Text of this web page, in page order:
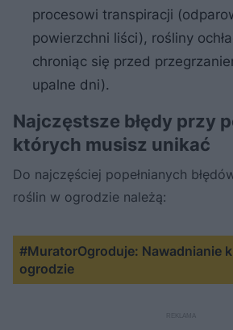
procesowi transpiracji
powierzchni liści), rośliny
chroniąc się przed
upalne dni).
Najczęstsze błędy przy
których musisz unikać
Do najczęściej popełnianych
roślin w ogrodzie należą:
#MuratorOgroduje: Nawadnianie
ogrodzie